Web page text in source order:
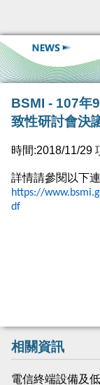
BSMI - 107年
致性研討會決
時間:2018/11/29
詳情請參閱以下
https://
df
相關資訊
電信終端設備及